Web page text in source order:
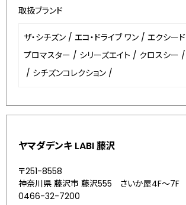
取扱ブランド
ザ・シチズン / エコ・ドライブ ワン / エクシード
プロマスター / シリーズエイト / クロスシー /
/ シチズンコレクション /
ヤマダデンキ LABI 藤沢
〒251-8558
神奈川県 藤沢市 藤沢555 さいか屋4F～7F
0466-32-7200